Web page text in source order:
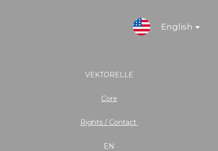
English
VEKTORELLE
Core
Rights / Contact
EN